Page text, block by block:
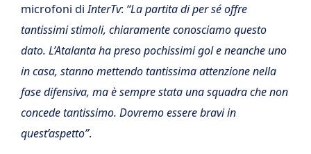
microfoni diInterTv: “La partita di per sé offre
tantissimi stimoli, chiaramente conosciamo questo
dato. L’Atalanta ha preso pochissimi gol e neanche uno
in casa, stanno mettendo tantissima attenzione nella
fase difensiva, ma è sempre stata una squadra che non
concede tantissimo. Dovremo essere bravi in
quest’aspetto”.